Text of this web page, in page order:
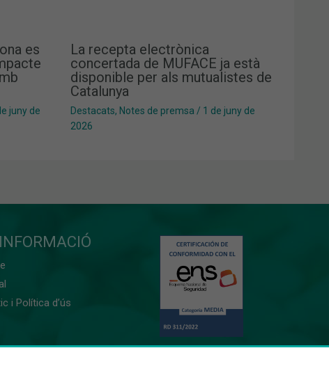
es
juny de
La recepta electrònica
concertada de MUFACE ja està
disponible per als mutualistes de
Catalunya
Destacats, Notes de premsa / 1 de juny de
2026
i Política d’ús